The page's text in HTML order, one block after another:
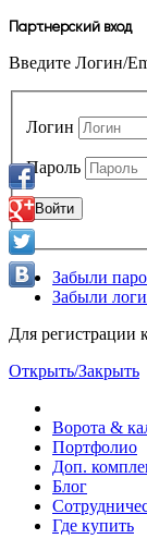
Партнерский вход
Введите Логин/
Логин
Пароль
Забыли
Забыли
Для регистрации
Открыть/Закрыть
Ворота &
Портфолио
Доп.
Блог
Где купить